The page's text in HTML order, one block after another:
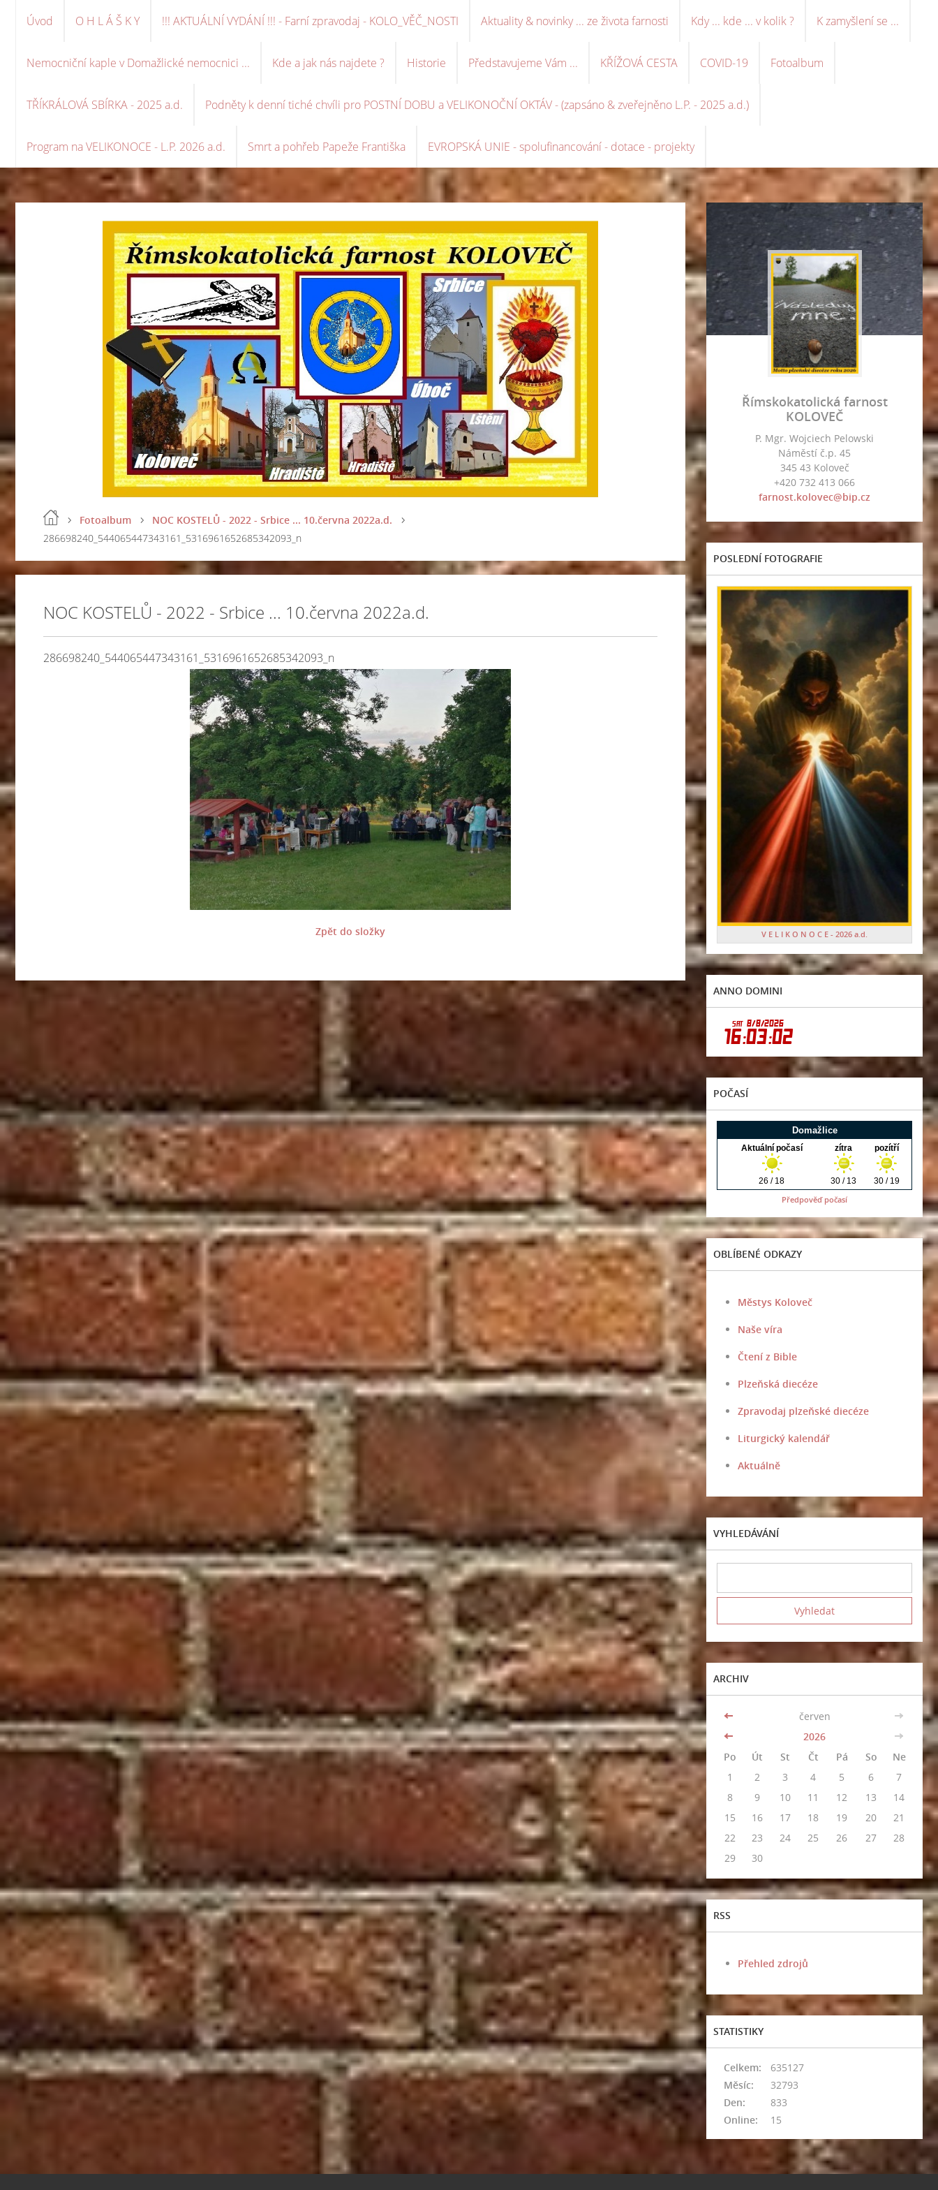
Úvod O H L Á Š K Y !!! AKTUÁLNÍ VYDÁNÍ !!! - Farní zpravodaj - KOLO_VĚČ_NOSTI Aktuality & novinky ... ze života farnosti Kdy ... kde ... v kolik ? K zamyšlení se ...
Nemocniční kaple v Domažlické nemocnici ... Kde a jak nás najdete ? Historie Představujeme Vám ... KŘÍŽOVÁ CESTA COVID-19 Fotoalbum
TŘÍKRÁLOVÁ SBÍRKA - 2025 a.d. Podněty k denní tiché chvíli pro POSTNÍ DOBU a VELIKONOČNÍ OKTÁV - (zapsáno & zveřejněno L.P. - 2025 a.d.)
Program na VELIKONOCE - L.P. 2026 a.d. Smrt a pohřeb Papeže Františka EVROPSKÁ UNIE - spolufinancování - dotace - projekty
Fotoalbum
NOC KOSTELŮ - 2022 - Srbice ... 10.června 2022a.d.
286698240_544065447343161_5316961652685342093_n
NOC KOSTELŮ - 2022 - Srbice ... 10.června 2022a.d.
286698240_544065447343161_5316961652685342093_n
Zpět do složky
Římskokatolická farnost
KOLOVEČ
P. Mgr. Wojciech Pelowski
Náměstí č.p. 45
345 43 Koloveč
+420 732 413 066
farnost.kolovec@bip.cz
POSLEDNÍ FOTOGRAFIE
V E L I K O N O C E - 2026 a.d.
ANNO DOMINI
POČASÍ
Předpověď počasí
OBLÍBENÉ ODKAZY
Městys Koloveč
Naše víra
Čtení z Bible
Plzeňská diecéze
Zpravodaj plzeňské diecéze
Liturgický kalendář
Aktuálně
VYHLEDÁVÁNÍ
ARCHIV
<< červen
>>
<<
2026
>>
Po
Út St Čt Pá So
Ne
1
2 3 4 5 6
7
8
9 10 11 12 13
14
15
16 17 18 19 20
21
22
23 24 25 26 27
28
29
30
RSS
Přehled zdrojů
STATISTIKY
Online: 15
Celkem:
635127
Měsíc:
32793
Den:
833